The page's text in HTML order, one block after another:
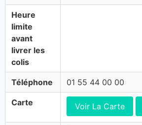
Heure
limite
avant
livrer les
colis
Téléphone 01 55 44 00 00
Carte Voir La Carte